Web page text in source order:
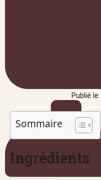
Publié le
Sommaire
Ingrédients